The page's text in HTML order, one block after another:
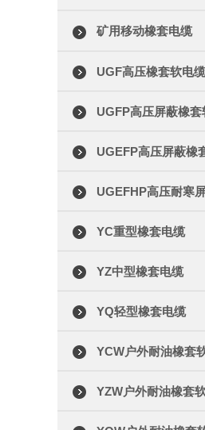
矿用移动橡套电缆
UGF高压橡套软电缆
UGFP高压屏蔽橡套
YC重型橡套电缆
YZ中型橡套电缆
YQ轻型橡套电缆
YCW户外耐油橡套
YZW户外耐油橡套